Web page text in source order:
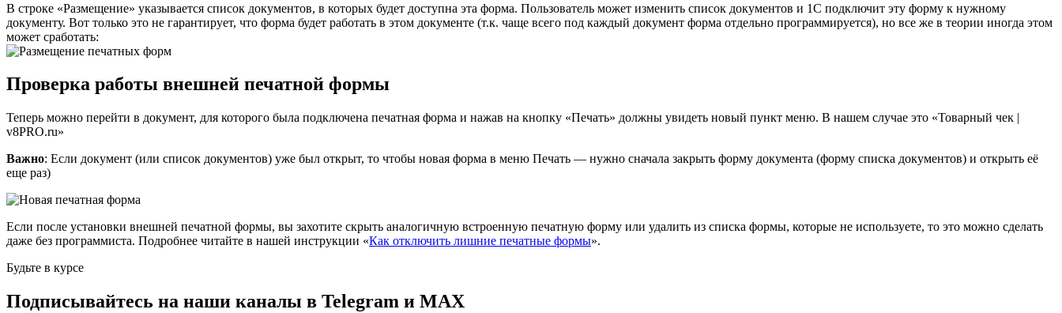
В строке «Размещение» указывается список документов, в которых будет доступна эта форма. Пользователь может изменить список документов и 1С подключит эту форму к нужному
документу. Вот только это не гарантирует, что форма будет работать в этом документе (т.к. чаще всего под каждый документ форма отдельно программируется), но все же в теории иногда этом
может сработать:
Проверка работы внешней печатной формы
Теперь можно перейти в документ, для которого была подключена печатная форма и нажав на кнопку «Печать» должны увидеть новый пункт меню. В нашем случае это «Товарный чек |
v8PRO.ru»
Важно: Если документ (или список документов) уже был открыт, то чтобы новая форма в меню Печать — нужно сначала закрыть форму документа (форму списка документов) и открыть её
еще раз)
Если после установки внешней печатной формы, вы захотите скрыть аналогичную встроенную печатную форму или удалить из списка формы, которые не используете, то это можно сделать
даже без программиста. Подробнее читайте в нашей инструкции «Как отключить лишние печатные формы».
Будьте в курсе
Подписывайтесь на наши каналы в Telegram и MAX